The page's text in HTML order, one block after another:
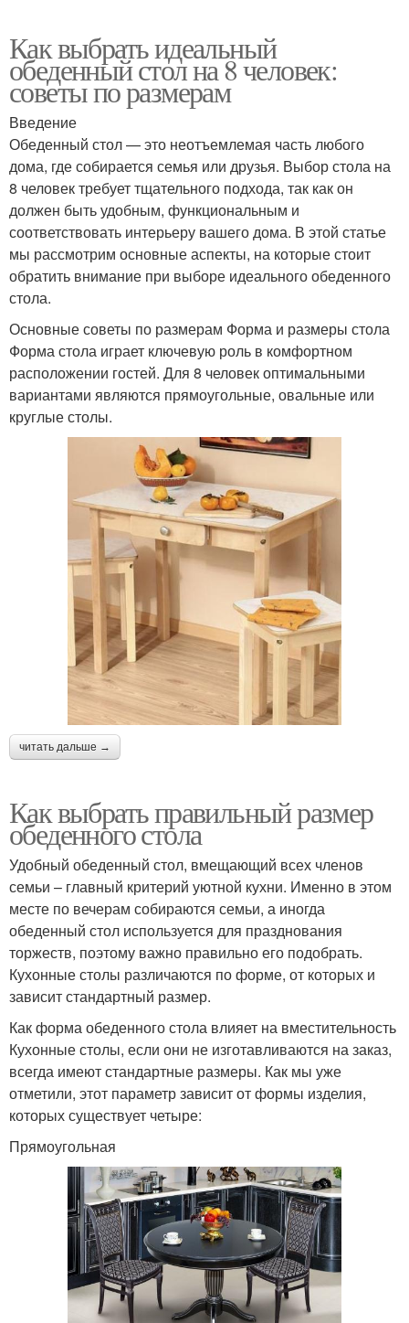
Как выбрать идеальный
обеденный стол на 8 человек:
советы по размерам
Введение
Обеденный стол — это неотъемлемая часть любого
дома, где собирается семья или друзья. Выбор стола на
8 человек требует тщательного подхода, так как он
должен быть удобным, функциональным и
соответствовать интерьеру вашего дома. В этой статье
мы рассмотрим основные аспекты, на которые стоит
обратить внимание при выборе идеального обеденного
стола.
Основные советы по размерам Форма и размеры стола
Форма стола играет ключевую роль в комфортном
расположении гостей. Для 8 человек оптимальными
вариантами являются прямоугольные, овальные или
круглые столы.
читать дальше →
Как выбрать правильный размер
обеденного стола
Удобный обеденный стол, вмещающий всех членов
семьи – главный критерий уютной кухни. Именно в этом
месте по вечерам собираются семьи, а иногда
обеденный стол используется для празднования
торжеств, поэтому важно правильно его подобрать.
Кухонные столы различаются по форме, от которых и
зависит стандартный размер.
Как форма обеденного стола влияет на вместительность
Кухонные столы, если они не изготавливаются на заказ,
всегда имеют стандартные размеры. Как мы уже
отметили, этот параметр зависит от формы изделия,
которых существует четыре:
Прямоугольная